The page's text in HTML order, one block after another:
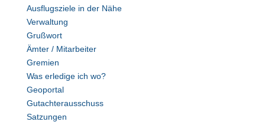
Ausflugsziele in der Nähe
Verwaltung
Grußwort
Ämter / Mitarbeiter
Gremien
Was erledige ich wo?
Geoportal
Gutachterausschuss
Satzungen